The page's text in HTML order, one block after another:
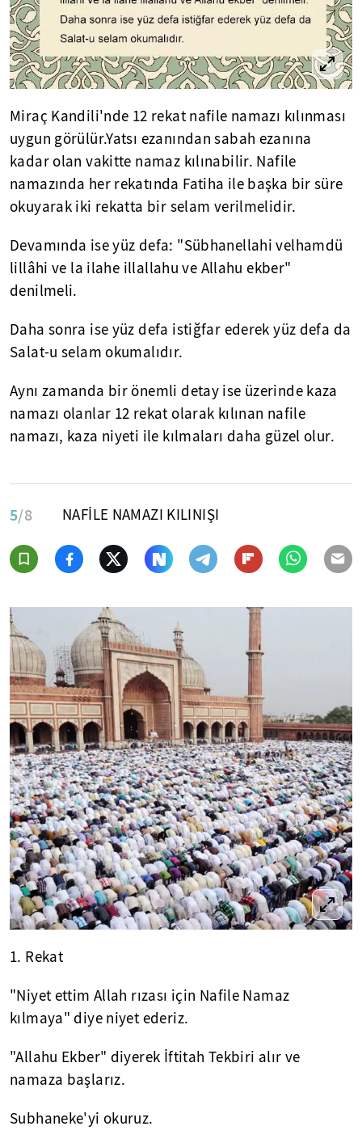
Miraç Kandili'nde 12 rekat nafile namazı kılınması
uygun görülür.Yatsı ezanından sabah ezanına
kadar olan vakitte namaz kılınabilir. Nafile
namazında her rekatında Fatiha ile başka bir süre
okuyarak iki rekatta bir selam verilmelidir.
Devamında ise yüz defa: "Sübhanellahi velhamdü
lillâhi ve la ilahe illallahu ve Allahu ekber"
denilmeli.
Daha sonra ise yüz defa istiğfar ederek yüz defa da
Salat-u selam okumalıdır.
Aynı zamanda bir önemli detay ise üzerinde kaza
namazı olanlar 12 rekat olarak kılınan nafile
namazı, kaza niyeti ile kılmaları daha güzel olur.
5/8 NAFİLE NAMAZI KILINIŞI
1. Rekat
"Niyet ettim Allah rızası için Nafile Namaz
kılmaya" diye niyet ederiz.
"Allahu Ekber" diyerek İftitah Tekbiri alır ve
namaza başlarız.
Subhaneke'yi okuruz.